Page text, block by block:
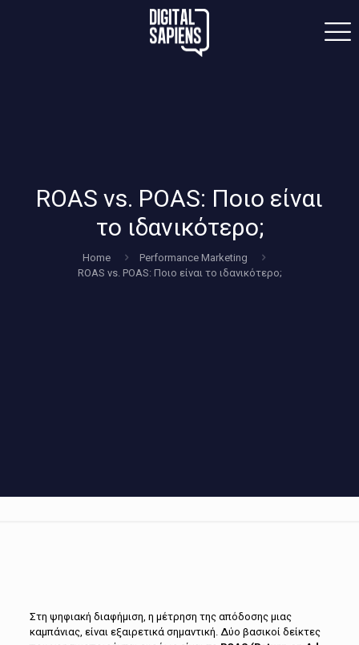
ROAS vs. POAS: Ποιο είναι
το ιδανικότερο;
Home
Performance Marketing
ROAS vs. POAS: Ποιο είναι το ιδανικότερο;
Στη ψηφιακή διαφήμιση, η μέτρηση της απόδοσης μιας
καμπάνιας, είναι εξαιρετικά σημαντική. Δύο βασικοί δείκτες